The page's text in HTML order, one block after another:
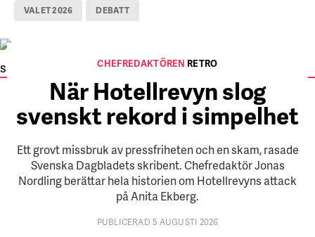
VALET 2026 DEBATT
CHEFREDAKTÖREN RETRO
När Hotellrevyn slog
svenskt rekord i simpelhet
Ett grovt missbruk av pressfriheten och en skam, rasade
Svenska Dagbladets skribent. Chefredaktör Jonas
Nordling berättar hela historien om Hotellrevyns attack
på Anita Ekberg.
PUBLICERAD 5 AUGUSTI 2026